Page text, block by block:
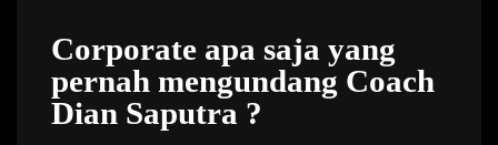
Corporate apa saja yang
pernah mengundang Coach
Dian Saputra ?